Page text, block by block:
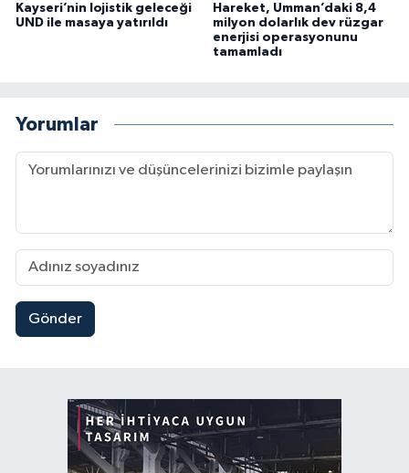
Kayseri’nin lojistik geleceği
UND ile masaya yatırıldı
Hareket, Umman’daki 8,4
milyon dolarlık dev rüzgar
enerjisi operasyonunu
tamamladı
Yorumlar
Gönder